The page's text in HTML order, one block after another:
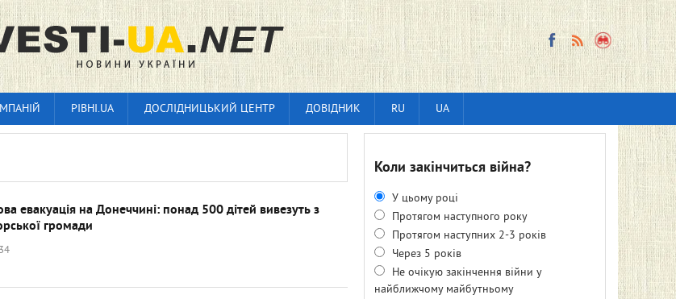
РІВНІ.UA ДОСЛІДНИЦЬКИЙ ЦЕНТР ДОВІДНИК RU UA
евакуація на Донеччині: понад 500 дітей вивезуть з
громади
Коли закінчиться війна?
У цьому році
Протягом наступного року
Протягом наступних 2-3 років
Через 5 років
Не очікую закінчення війни у
найближчому майбутньому